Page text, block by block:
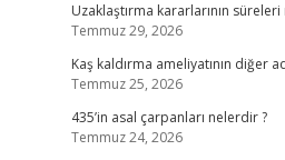
Uzaklaştırma kararlarının süreleri
Temmuz 29, 2026
Kaş kaldırma ameliyatının diğer
Temmuz 25, 2026
435’in asal çarpanları nelerdir ?
Temmuz 24, 2026